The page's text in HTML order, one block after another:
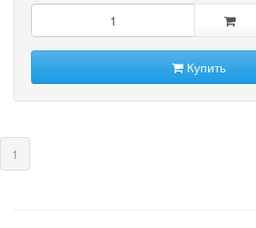
Купить
1